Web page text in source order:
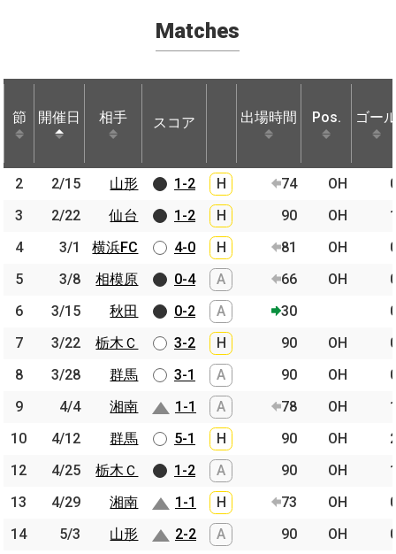
Matches
節 開催日 相手 スコア 出場時間 Pos. ゴー
節 開催日 相手 スコア 出場時間 Pos. ゴー
2 2/15 山形 1-2 H 74 OH
3
2/22 仙台 1-2 H 90 OH
4
3/1 横浜FC 4-0 H 81 OH
5
3/8 相模原 0-4 A 66 OH
6
3/15 秋田 0-2 A 30
7
3/22 栃木Ｃ 3-2 H 90 OH
8
3/28 群馬 3-1 A 90 OH
9
4/4 湘南 1-1 A 78 OH
10
4/12 群馬 5-1 H 90 OH
12
4/25 栃木Ｃ 1-2 A 90 OH
13
4/29 湘南 1-1 H 73 OH
14
5/3 山形 2-2 A 90 OH
節 開催日 相手
2 2/15
山形
3
2/22
仙台
4
3/1
横浜FC
5
3/8
相模原
6
3/15
秋田
7
3/22
栃木Ｃ
8
3/28
群馬
9
4/4
湘南
10
4/12
群馬
12
4/25
栃木Ｃ
13
4/29
湘南
14
5/3
山形